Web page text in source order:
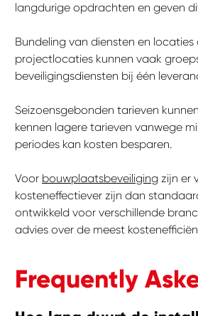
langdurige opdrachten en geven
Bundeling van diensten en
projectlocaties kunnen vaak
beveiligingsdiensten bij één
Seizoensgebonden tarieven
kennen lagere tarieven vanwege
periodes kan kosten besparen.
Voor bouwplaatsbeveiliging zijn er
kosteneffectiever zijn dan
ontwikkeld voor verschillende
advies over de meest
Frequently